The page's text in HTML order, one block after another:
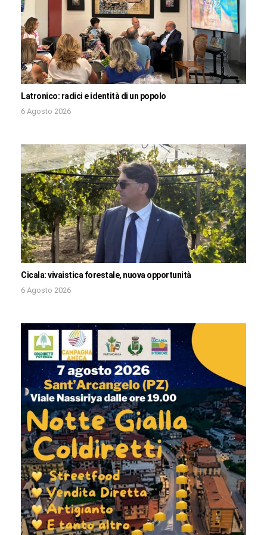
Latronico: radici e identità di un popolo
6 Agosto 2026
Cicala: vivaistica forestale, nuova opportunità
6 Agosto 2026